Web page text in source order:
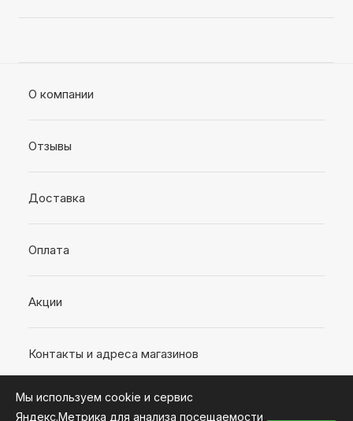
О компании
Отзывы
Доставка
Оплата
Акции
Контакты и адреса магазинов
Мы используем cookie и сервис
Яндекс.Метрика для анализа посещаемости